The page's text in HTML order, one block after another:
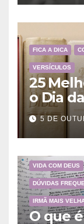
FICA A DICA
VERSÍCULOS
25
o Dia
a
Deus
5 DE
VIDA COM DEUS
DÚVIDAS
IRMÃ MAIS
O que